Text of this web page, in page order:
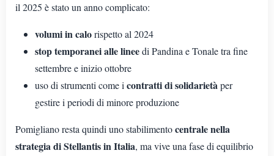
il 2025 è stato un anno complicato:
volumi in calorispetto al 2024
stop temporanei alle lineedi Pandina e Tonale tra fine
settembre e inizio ottobre
uso di strumenti come i contratti di solidarietàper
gestire i periodi di minore produzione
Pomigliano resta quindi uno stabilimentocentrale nella
strategia di Stellantis in Italia, ma vive una fase di equilibrio